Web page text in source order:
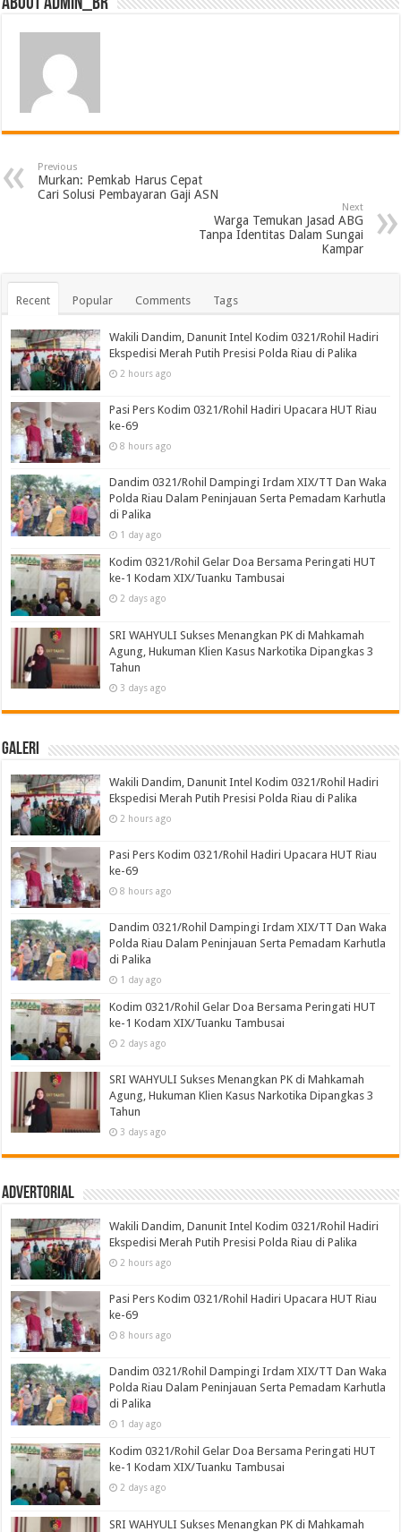
Previous
Murkan: Pemkab Harus Cepat
Cari Solusi Pembayaran Gaji ASN
Next
Warga Temukan Jasad ABG
Tanpa Identitas Dalam Sungai
Kampar
Recent Popular Comments Tags
Wakili Dandim, Danunit Intel Kodim 0321/Rohil Hadiri
Ekspedisi Merah Putih Presisi Polda Riau di Palika
2 hours ago
Pasi Pers Kodim 0321/Rohil Hadiri Upacara HUT Riau
ke-69
8 hours ago
Dandim 0321/Rohil Dampingi Irdam XIX/TT Dan Waka
Polda Riau Dalam Peninjauan Serta Pemadam Karhutla
di Palika
1 day ago
Kodim 0321/Rohil Gelar Doa Bersama Peringati HUT
ke-1 Kodam XIX/Tuanku Tambusai
2 days ago
SRI WAHYULI Sukses Menangkan PK di Mahkamah
Agung, Hukuman Klien Kasus Narkotika Dipangkas 3
Tahun
3 days ago
Galeri
Wakili Dandim, Danunit Intel Kodim 0321/Rohil Hadiri
Ekspedisi Merah Putih Presisi Polda Riau di Palika
2 hours ago
Pasi Pers Kodim 0321/Rohil Hadiri Upacara HUT Riau
ke-69
8 hours ago
Dandim 0321/Rohil Dampingi Irdam XIX/TT Dan Waka
Polda Riau Dalam Peninjauan Serta Pemadam Karhutla
di Palika
1 day ago
Kodim 0321/Rohil Gelar Doa Bersama Peringati HUT
ke-1 Kodam XIX/Tuanku Tambusai
2 days ago
SRI WAHYULI Sukses Menangkan PK di Mahkamah
Agung, Hukuman Klien Kasus Narkotika Dipangkas 3
Tahun
3 days ago
Advertorial
Wakili Dandim, Danunit Intel Kodim 0321/Rohil Hadiri
Ekspedisi Merah Putih Presisi Polda Riau di Palika
2 hours ago
Pasi Pers Kodim 0321/Rohil Hadiri Upacara HUT Riau
ke-69
8 hours ago
Dandim 0321/Rohil Dampingi Irdam XIX/TT Dan Waka
Polda Riau Dalam Peninjauan Serta Pemadam Karhutla
di Palika
1 day ago
Kodim 0321/Rohil Gelar Doa Bersama Peringati HUT
ke-1 Kodam XIX/Tuanku Tambusai
2 days ago
SRI WAHYULI Sukses Menangkan PK di Mahkamah